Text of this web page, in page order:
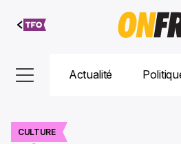
Aller au
contenu
Actualité
CULTURE